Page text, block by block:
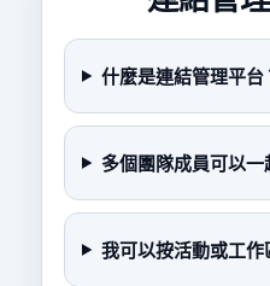
什麼是連結管理平台
多個團隊成員可以一
我可以按活動或工作